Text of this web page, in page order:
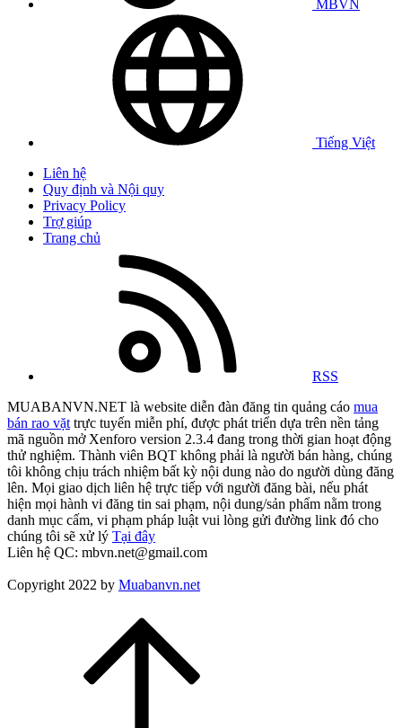
MBVN
Tiếng Việt
Liên hệ
Quy định và Nội quy
Privacy Policy
Trợ giúp
Trang chủ
RSS
MUABANVN.NET là website diễn đàn đăng tin quảng cáo mua
bán rao vặttrực tuyến miễn phí, được phát triển dựa trên nền tảng
mã nguồn mở Xenforo version 2.3.4 đang trong thời gian hoạt động
thử nghiệm. Thành viên BQT không phải là người bán hàng, chúng
tôi không chịu trách nhiệm bất kỳ nội dung nào do người dùng đăng
lên. Mọi giao dịch liên hệ trực tiếp với người đăng bài, nếu phát
hiện mọi hành vi đăng tin sai phạm, nội dung/sản phẩm nằm trong
danh mục cấm, vi phạm pháp luật vui lòng gửi đường link đó cho
chúng tôi sẽ xử lý Tại đây
Liên hệ QC: mbvn.net@gmail.com
Copyright 2022 by Muabanvn.net